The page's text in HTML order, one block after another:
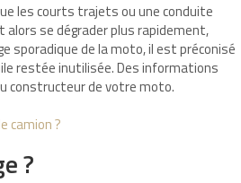
les courts trajets ou une conduite
se dégrader plus rapidement,
sporadique de la moto, il est préconisé
restée inutilisée. Des informations
constructeur de votre moto.
camion ?
?